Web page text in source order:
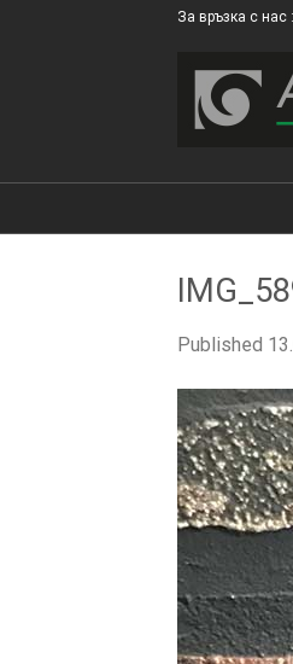
За връзка с
Published
ТОЗИ САЙТ